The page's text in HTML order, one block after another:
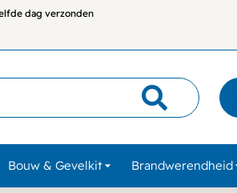
dag verzonden
Bouw & Gevelkit Brandwerendheid